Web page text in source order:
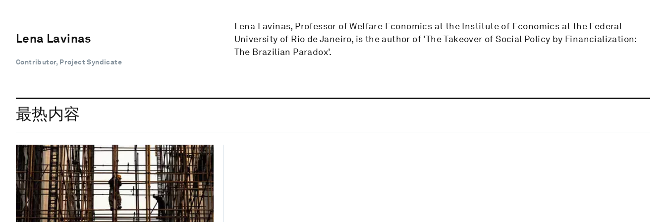
Lena Lavinas
Contributor, Project Syndicate
Lena Lavinas, Professor of Welfare Economics at the Institute of Economics at the Federal
University of Rio de Janeiro, is the author of 'The Takeover of Social Policy by Financialization:
The Brazilian Paradox'.
最热内容